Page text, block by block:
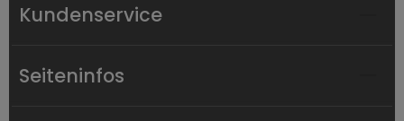
Kundenservice
Seiteninfos